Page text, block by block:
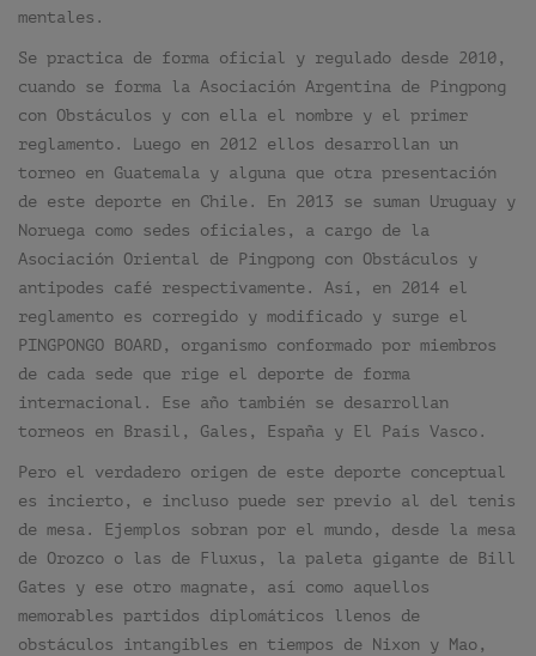
mentales.
Se practica de forma oficial y regulado desde 2010,
cuando se forma la Asociación Argentina de Pingpong
con Obstáculos y con ella el nombre y el primer
reglamento. Luego en 2012 ellos desarrollan un
torneo en Guatemala y alguna que otra presentación
de este deporte en Chile. En 2013 se suman Uruguay y
Noruega como sedes oficiales, a cargo de la
Asociación Oriental de Pingpong con Obstáculos y
antipodes café respectivamente. Así, en 2014 el
reglamento es corregido y modificado y surge el
PINGPONGO BOARD, organismo conformado por miembros
de cada sede que rige el deporte de forma
internacional. Ese año también se desarrollan
torneos en Brasil, Gales, España y El País Vasco.
Pero el verdadero origen de este deporte conceptual
es incierto, e incluso puede ser previo al del tenis
de mesa. Ejemplos sobran por el mundo, desde la mesa
de Orozco o las de Fluxus, la paleta gigante de Bill
Gates y ese otro magnate, así como aquellos
memorables partidos diplomáticos llenos de
obstáculos intangibles en tiempos de Nixon y Mao,